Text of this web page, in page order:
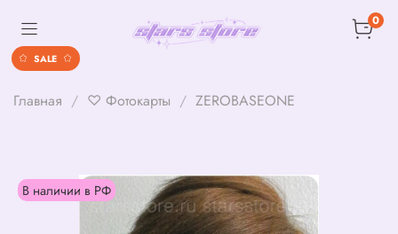
0
Главная ♡ Фотокарты ZEROBASEONE
В наличии в РФ